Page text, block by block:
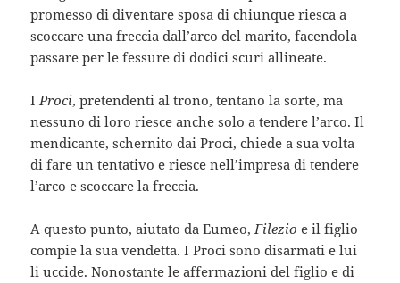
promesso di diventare sposa di chiunque riesca a
scoccare una freccia dall’arco del marito, facendola
passare per le fessure di dodici scuri allineate.
IProci, pretendenti al trono, tentano la sorte, ma
nessuno di loro riesce anche solo a tendere l’arco. Il
mendicante, schernito dai Proci, chiede a sua volta
di fare un tentativo e riesce nell’impresa di tendere
l’arco e scoccare la freccia.
A questo punto, aiutato da Eumeo,Filezioe il figlio
compie la sua vendetta. I Proci sono disarmati e lui
li uccide. Nonostante le affermazioni del figlio e di